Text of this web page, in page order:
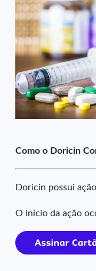
Como o Doricin
Doricin possui
O início da ação